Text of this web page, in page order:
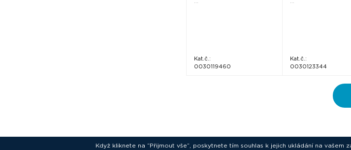
Kat.č.:
0030119460
Kat.č.:
0030123344
Když kliknete na “Přijmout vše”, poskytnete tím souhlas k jejich ukládání na vašem